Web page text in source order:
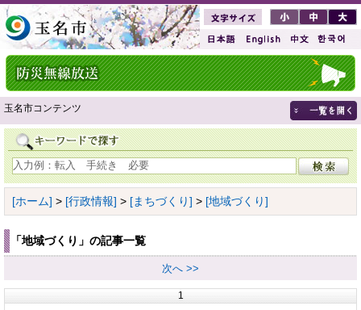
玉名市コンテンツ
[ホーム] > [行政情報] > [まちづくり] > [地域づくり]
「地域づくり」の記事一覧
次へ >>
1